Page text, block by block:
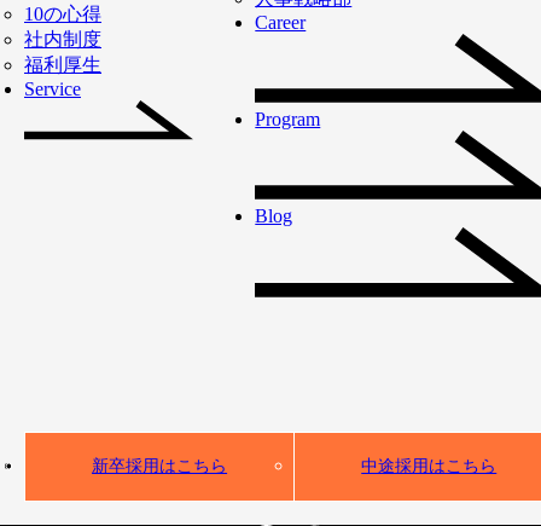
10の心得
社内制度
福利厚生
Service
Career
Program
Blog
新卒採用はこちら 中途採用はこちら
ギークスへの入社、転機、そしてこれか
ら。
挑戦を続けるメンバーのストーリーを通じ
てギークスで切り拓けるキャリアの可能性
想いを語る。
り上げる